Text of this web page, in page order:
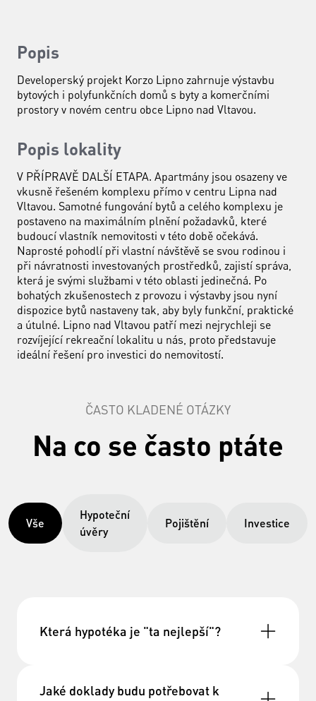
Popis
Developerský projekt Korzo Lipno zahrnuje výstavbu
bytových i polyfunkčních domů s byty a komerčními
prostory v novém centru obce Lipno nad Vltavou.
Popis lokality
V PŘÍPRAVĚ DALŠÍ ETAPA. Apartmány jsou osazeny ve
vkusně řešeném komplexu přímo v centru Lipna nad
Vltavou. Samotné fungování bytů a celého komplexu je
postaveno na maximálním plnění požadavků, které
budoucí vlastník nemovitosti v této době očekává.
Naprosté pohodlí při vlastní návštěvě se svou rodinou i
při návratnosti investovaných prostředků, zajistí správa,
která je svými službami v této oblasti jedinečná. Po
bohatých zkušenostech z provozu i výstavby jsou nyní
dispozice bytů nastaveny tak, aby byly funkční, praktické
a útulné. Lipno nad Vltavou patří mezi nejrychleji se
rozvíjející rekreační lokalitu u nás, proto představuje
ideální řešení pro investici do nemovitostí.
ČASTO KLADENÉ OTÁZKY
Na co se často ptáte
Vše
Hypoteční
úvěry
Pojištění Investice
Která hypotéka je "ta nejlepší"?
Účel- na co si půjčujete (kupní
Jaké doklady budu potřebovat k